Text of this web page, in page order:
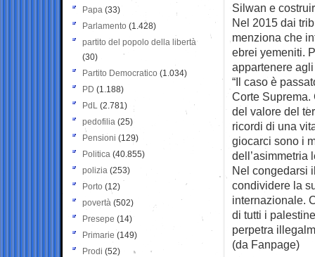
Silwan e
Nel 2015 dai
menziona che
ebrei yemeniti.
appartenere agli
“Il caso è
Corte Suprema.
del valore del
ricordi di una
giocarci sono i
dell’asimmetria
Nel congedarsi
condividere la
internazionale.
di tutti i
perpetra
(da Fanpage)
Papa (33)
Parlamento (1.428)
partito del popolo della libertà
(30)
Partito Democratico (1.034)
PD (1.188)
PdL (2.781)
pedofilia (25)
Pensioni (129)
Politica (40.855)
polizia (253)
Porto (12)
povertà (502)
Presepe (14)
Primarie (149)
Prodi (52)